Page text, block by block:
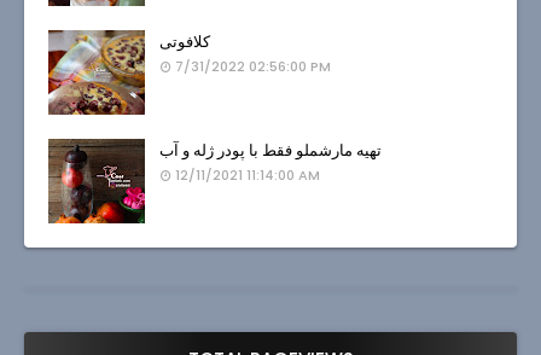
کلافوتی
7/31/2022 02:56:00 PM
تهیه مارشملو فقط با پودر ژله و آب
12/11/2021 11:14:00 AM